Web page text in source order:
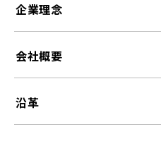
企業理念
会社概要
沿革